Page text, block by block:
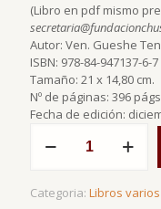
(Libro en pdf mismo
Autor: Ven. Gueshe
ISBN: 978-84-947137-6-7
Tamaño: 21 x 14,80 cm.
Nº de páginas: 396
Fecha de edición:
vol.
Categoria: Libros varios